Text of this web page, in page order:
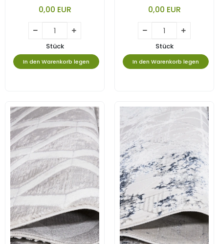
0,00 EUR
Stück
In den Warenkorb legen
0,00 EUR
Stück
In den Warenkorb legen